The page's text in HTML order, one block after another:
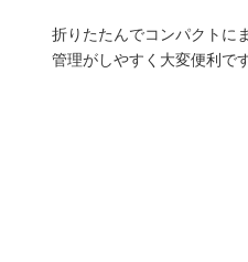
折りたたんでコンパクトに
管理がしやすく大変便利です